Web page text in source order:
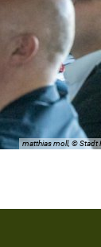
matthias moll, © Stadt